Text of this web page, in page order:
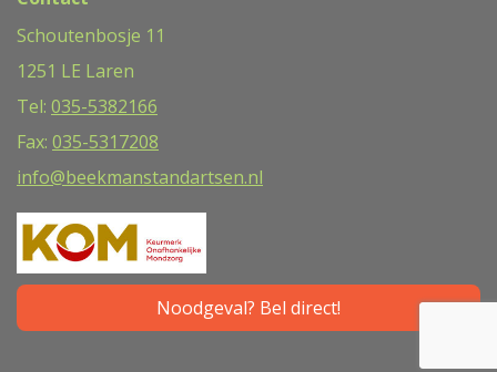
Schoutenbosje 11
1251 LE Laren
Tel: 035-5382166
Fax: 035-5317208
info@beekmanstandartsen.nl
Noodgeval? Bel direct!